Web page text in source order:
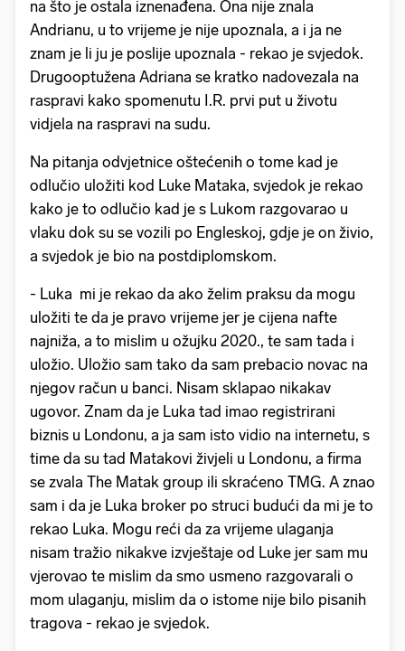
na što je ostala iznenađena. Ona nije znala
Andrianu, u to vrijeme je nije upoznala, a i ja ne
znam je li ju je poslije upoznala - rekao je svjedok.
Drugooptužena Adriana se kratko nadovezala na
raspravi kako spomenutu I.R. prvi put u životu
vidjela na raspravi na sudu.
Na pitanja odvjetnice oštećenih o tome kad je
odlučio uložiti kod Luke Mataka, svjedok je rekao
kako je to odlučio kad je s Lukom razgovarao u
vlaku dok su se vozili po Engleskoj, gdje je on živio,
a svjedok je bio na postdiplomskom.
- Luka mi je rekao da ako želim praksu da mogu
uložiti te da je pravo vrijeme jer je cijena nafte
najniža, a to mislim u ožujku 2020., te sam tada i
uložio. Uložio sam tako da sam prebacio novac na
njegov račun u banci. Nisam sklapao nikakav
ugovor. Znam da je Luka tad imao registrirani
biznis u Londonu, a ja sam isto vidio na internetu, s
time da su tad Matakovi živjeli u Londonu, a firma
se zvala The Matak group ili skraćeno TMG. A znao
sam i da je Luka broker po struci budući da mi je to
rekao Luka. Mogu reći da za vrijeme ulaganja
nisam tražio nikakve izvještaje od Luke jer sam mu
vjerovao te mislim da smo usmeno razgovarali o
mom ulaganju, mislim da o istome nije bilo pisanih
tragova - rekao je svjedok.